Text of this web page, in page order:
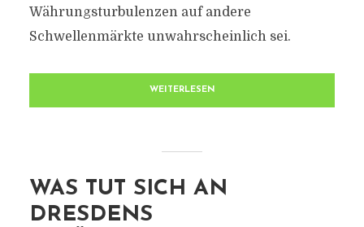
Währungsturbulenzen auf andere
Schwellenmärkte unwahrscheinlich sei.
WEITERLESEN
WAS TUT SICH AN
DRESDENS